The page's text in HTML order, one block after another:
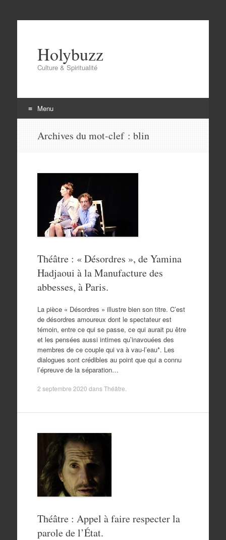
Holybuzz
Culture & Spiritualité
Menu
Archives du mot-clef : blin
Théâtre : « Désordres », de Yamina
Hadjaoui à la Manufacture des
abbesses, à Paris.
La pièce « Désordres » illustre bien son titre. C’est
de désordres amoureux dont le spectateur est
témoin, entre ce qui se passe, ce qui aurait pu être
et les pensées aussi intimes qu’inavouées des
membres de ce couple qui va à vau-l’eau*. Les
dialogues sont crédibles au point que qui a connu
l’épreuve de la séparation…
2 septembre 2020 dansThéâtre
Théâtre : Appel à faire respecter la
parole de l’État.